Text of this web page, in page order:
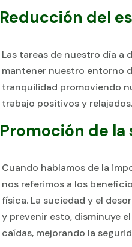
Reducción del
Las tareas de nuestro día a
mantener nuestro entorno
tranquilidad promoviendo
trabajo positivos y relajados.
Promoción de la
Cuando hablamos de la
nos referimos a los
física. La suciedad y el
y prevenir esto, disminuye
caídas, mejorando la